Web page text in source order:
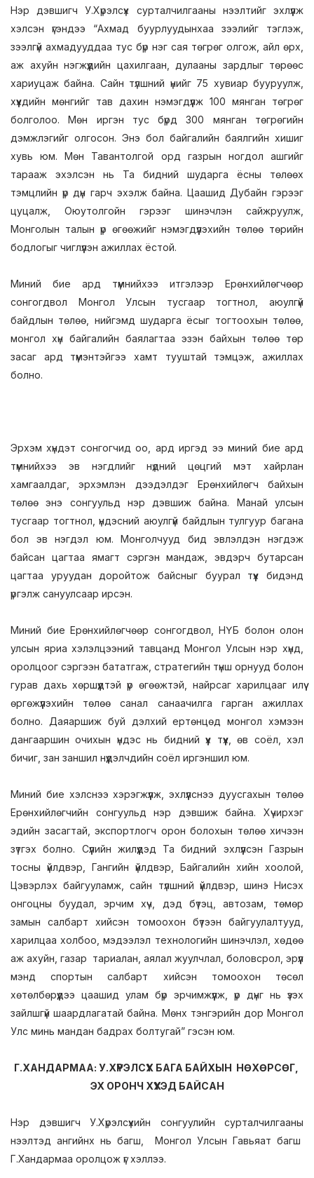
Нэр дэвшигч У.Хүрэлсүх сурталчилгааны нээлтийг эхлүүлж
хэлсэн үгэндээ “Ахмад буурлуудынхаа зээлийг тэглэж,
зээлгүй ахмадууддаа тус бүр нэг сая төгрөг олгож, айл өрх,
аж ахуйн нэгжүүдийн цахилгаан, дулааны зардлыг төрөөс
хариуцаж байна. Сайн түлшний үнийг 75 хувиар бууруулж,
хүүхдийн мөнгийг тав дахин нэмэгдүүлж 100 мянган төгрөг
болголоо. Мөн иргэн тус бүрд 300 мянган төгрөгийн
дэмжлэгийг олгосон. Энэ бол байгалийн баялгийн хишиг
хувь юм. Мөн Тавантолгой орд газрын ногдол ашгийг
тарааж эхэлсэн нь Та бидний шударга ёсны төлөөх
тэмцлийн үр дүн гарч эхэлж байна. Цаашид Дубайн гэрээг
цуцалж, Оюутолгойн гэрээг шинэчлэн сайжруулж,
Монголын талын үр өгөөжийг нэмэгдүүлэхийн төлөө төрийн
бодлогыг чиглүүлэн ажиллах ёстой.
Миний бие ард түмнийхээ итгэлээр Ерөнхийлөгчөөр
сонгогдвол Монгол Улсын тусгаар тогтнол, аюулгүй
байдлын төлөө, нийгэмд шударга ёсыг тогтоохын төлөө,
монгол хүн байгалийн баялагтаа эзэн байхын төлөө төр
засаг ард түмэнтэйгээ хамт тууштай тэмцэж, ажиллах
болно.
Эрхэм хүндэт сонгогчид оо, ард иргэд ээ миний бие ард
түмнийхээ эв нэгдлийг нүдний цөцгий мэт хайрлан
хамгаалдаг, эрхэмлэн дээдэлдэг Ерөнхийлөгч байхын
төлөө энэ сонгуульд нэр дэвшиж байна. Манай улсын
тусгаар тогтнол, үндэсний аюулгүй байдлын тулгуур багана
бол эв нэгдэл юм. Монголчууд бид эвлэлдэн нэгдэж
байсан цагтаа ямагт сэргэн мандаж, эвдэрч бутарсан
цагтаа уруудан доройтож байсныг буурал түүх бидэнд
үргэлж сануулсаар ирсэн.
Миний бие Ерөнхийлөгчөөр сонгогдвол, НҮБ болон олон
улсын яриа хэлэлцээний тавцанд Монгол Улсын нэр хүнд,
оролцоог сэргээн бататгаж, стратегийн түнш орнууд болон
гурав дахь хөршүүдтэй үр өгөөжтэй, найрсаг харилцааг илүү
өргөжүүлэхийн төлөө санал санаачилга гарган ажиллах
болно. Даяаршиж буй дэлхий ертөнцөд монгол хэмээн
дангааршин очихын үндэс нь бидний үүх түүх, өв соёл, хэл
бичиг, зан заншил нүүдэлчдийн соёл иргэншил юм.
Миний бие хэлснээ хэрэгжүүлж, эхлүүлснээ дуусгахын төлөө
Ерөнхийлөгчийн сонгуульд нэр дэвшиж байна. Хүчирхэг
эдийн засагтай, экспортлогч орон болохын төлөө хичээн
зүтгэх болно. Сүүлийн жилүүдэд Та бидний эхлүүлсэн Газрын
тосны үйлдвэр, Гангийн үйлдвэр, Байгалийн хийн хоолой,
Цэвэрлэх байгууламж, сайн түлшний үйлдвэр, шинэ Нисэх
онгоцны буудал, эрчим хүч, дэд бүтэц, автозам, төмөр
замын салбарт хийсэн томоохон бүтээн байгуулалтууд,
харилцаа холбоо, мэдээлэл технологийн шинэчлэл, хөдөө
аж ахуйн, газар тариалан, аялал жуулчлал, боловсрол, эрүүл
мэнд спортын салбарт хийсэн томоохон төсөл
хөтөлбөрүүдээ цаашид улам бүр эрчимжүүлж, үр дүнг нь үзэх
зайлшгүй шаардлагатай байна. Мөнх тэнгэрийн дор Монгол
Улс минь мандан бадрах болтугай” гэсэн юм.
Г.ХАНДАРМАА: У.ХҮРЭЛСҮХ БАГА БАЙХЫН НӨХӨРСӨГ,
ЭХ ОРОНЧ ХҮҮХЭД БАЙСАН
Нэр дэвшигч У.Хүрэлсүхийн сонгуулийн сурталчилгааны
нээлтэд ангийнх нь багш, Монгол Улсын Гавьяат багш
Г.Хандармаа оролцож үг хэллээ.